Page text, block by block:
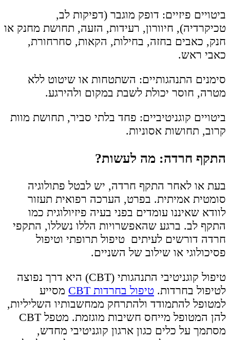
ביטויים פיזיים: דופק מוגבר (דפיקות לב,
טכיקרדיה), חיוורון, רעידות, הזעה, תחושת מחנק או
חנק, כאבים בחזה, בחילות, הקאות, סחרחורת,
כאבי ראש.
סימנים התנהגותיים: השתטחות או שיטוט ללא
מטרה, חוסר יכולת לשבת במקום ולהירגע.
ביטויים קוגניטיביים: פחד בלתי סביר, תחושת מוות
קרוב, תחושות אסוניות.
התקף חרדה: מה לעשות?
בעת או לאחר התקף חרדה, יש לבטל פתולוגיה
סומטית אמיתית. בפרט, הערכה רפואית תעזור
לוודא שאיננו עומדים בפני בעיה פיזיולוגית כמו
התקף לב. ברגע שהאפשרויות הללו נשללו, התקפי
חרדה דורשים לעיתים טיפול תרופתי וטיפול
פסיכולוגי או שילוב של השניים.
טיפול קוגניטיבי התנהגותי (CBT) היא דרך נפוצה
לטיפול בחרדות. טיפול בחרדות CBT
מסייע
למטופל להתמודד ולהתרחק ממחשבותיו השליליות,
להן המטופל מייחס חשיבות מוגזמת. מטפל CBT
מסתמך על כלים כגון ארגון קוגניטיבי מחדש,